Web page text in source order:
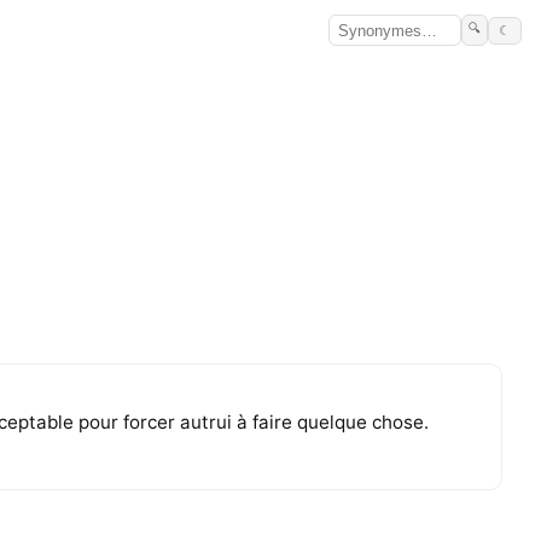
🔍 ☾
pour forcer autrui à faire quelque chose.